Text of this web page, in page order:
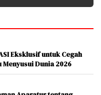
Eksklusif untuk Cegah
Dunia 2026